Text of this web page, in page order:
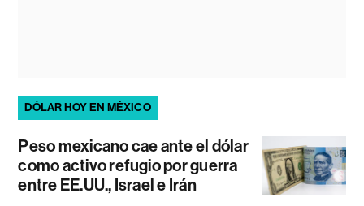
DÓLAR HOY EN MÉXICO
Peso mexicano cae ante el dólar
como activo refugio por guerra
entre EE.UU., Israel e Irán